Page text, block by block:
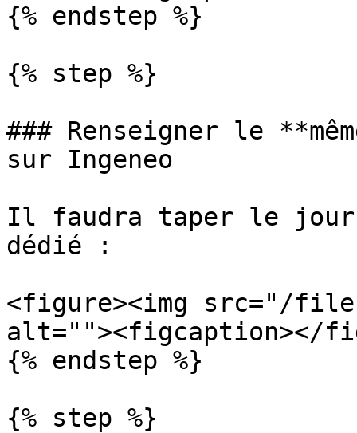
{% endstep %}
{% step %}
### Renseigner le
sur Ingeneo
Il faudra taper le
dédié :
<figure><img src="/files/
alt=""><figcaption></
{% endstep %}
{% step %}